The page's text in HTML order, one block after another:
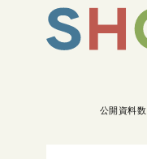
公開資料数